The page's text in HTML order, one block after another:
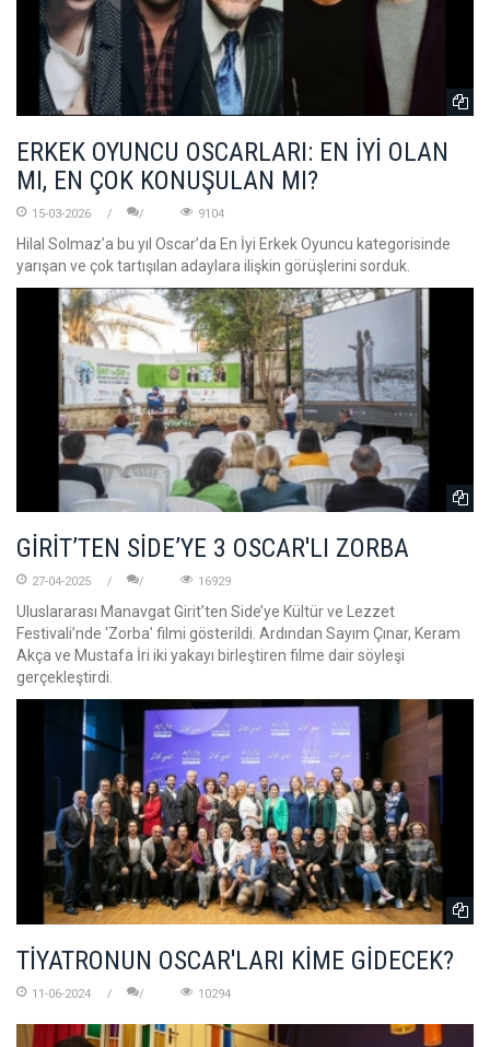
ERKEK OYUNCU OSCARLARI: EN İYİ OLAN
MI, EN ÇOK KONUŞULAN MI?
15-03-2026 9104
Hilal Solmaz’a bu yıl Oscar’da En İyi Erkek Oyuncu kategorisinde
yarışan ve çok tartışılan adaylara ilişkin görüşlerini sorduk.
GİRİT’TEN SİDE’YE 3 OSCAR'LI ZORBA
27-04-2025 16929
Uluslararası Manavgat Girit’ten Side’ye Kültür ve Lezzet
Festivali’nde 'Zorba' filmi gösterildi. Ardından Sayım Çınar, Keram
Akça ve Mustafa İri iki yakayı birleştiren filme dair söyleşi
gerçekleştirdi.
TİYATRONUN OSCAR'LARI KİME GİDECEK?
11-06-2024 10294